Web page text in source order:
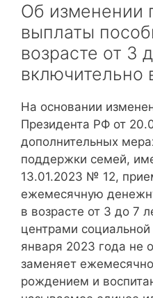
Об изменении
выплаты
возрасте от 3
включительно
На основании
Президента РФ от
дополнительных
поддержки семей,
13.01.2023 № 12,
ежемесячную
в возрасте от 3 до 7
центрами
января 2023 года не
заменяет
рождением и